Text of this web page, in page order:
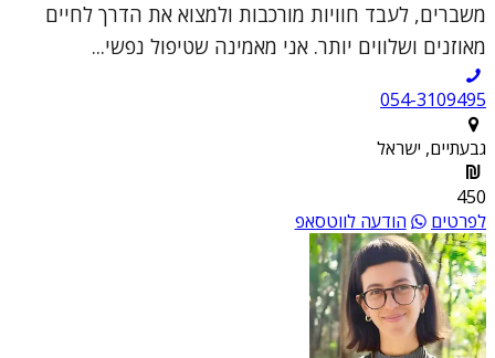
משברים, לעבד חוויות מורכבות ולמצוא את הדרך לחיים
מאוזנים ושלווים יותר. אני מאמינה שטיפול נפשי...
054-3109495
גבעתיים, ישראל
450
לפרטים
הודעה לווטסאפ